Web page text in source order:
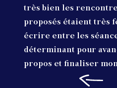
très bien les
proposés étaient très
écrire entre les
déterminant pour
propos et finaliser